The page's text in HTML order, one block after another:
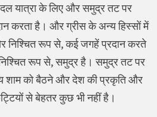
यात्रा के लिए और समुद्र तट पर
करता है। और ग्रीस के अन्य हिस्सों में
निश्चित रूप से, कई जगहें प्रदान करते
रूप से, समुद्र है। समुद्र तट पर
शाम को बैठने और देश की प्रकृति और
से बेहतर कुछ भी नहीं है।